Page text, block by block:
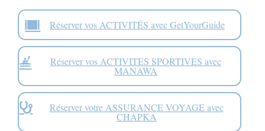
Réserver vos ACTIVITÉS avec GetYourGuide
Réserver vos ACTIVITES SPORTIVES avec
MANAWA
Réserver votre ASSURANCE VOYAGE avec
CHAPKA